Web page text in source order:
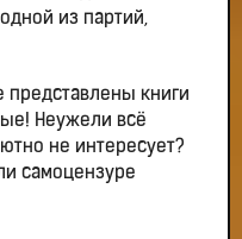
из партий,
представлены книги
Неужели всё
не интересует?
самоцензуре